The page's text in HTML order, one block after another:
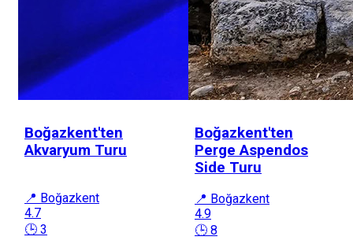
Boğazkent'ten
Akvaryum Turu
📍 Boğazkent
4.7
🕒 3
Boğazkent'ten
Perge Aspendos
Side Turu
📍 Boğazkent
4.9
🕒 8